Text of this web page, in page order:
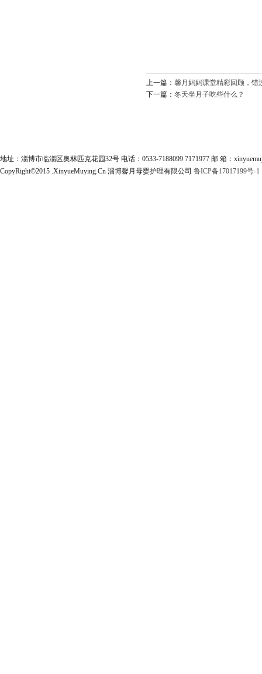
上一篇： 馨月妈妈课堂精彩回顾，错
下一篇： 冬天坐月子吃些什么？
地址：淄博市临淄区奥林匹克花园32号 电话：0533-7188099 7171977 邮 箱：
CopyRight©2015 .XinyueMuying.Cn 淄博馨月母婴护理有限公司 鲁ICP备17017199号-1